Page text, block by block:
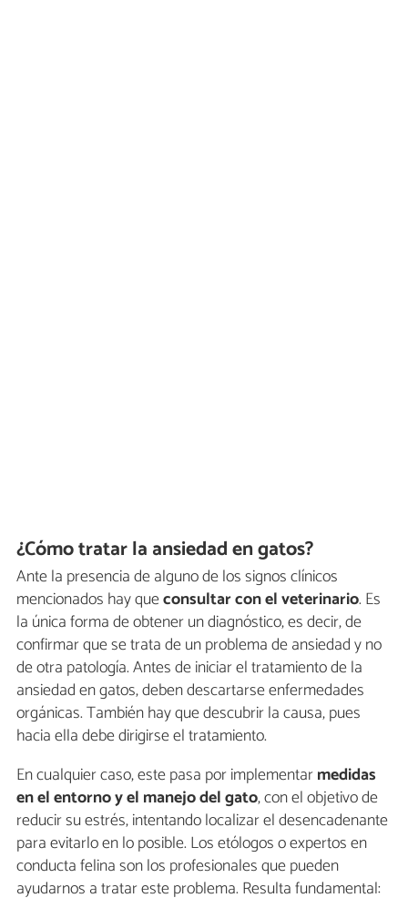
¿Cómo tratar la ansiedad en gatos?
Ante la presencia de alguno de los signos clínicos
mencionados hay queconsultar con el veterinario. Es
la única forma de obtener un diagnóstico, es decir, de
confirmar que se trata de un problema de ansiedad y no
de otra patología. Antes de iniciar el tratamiento de la
ansiedad en gatos, deben descartarse enfermedades
orgánicas. También hay que descubrir la causa, pues
hacia ella debe dirigirse el tratamiento.
En cualquier caso, este pasa por implementarmedidas
en el entorno y el manejo del gato, con el objetivo de
reducir su estrés, intentando localizar el desencadenante
para evitarlo en lo posible. Los etólogos o expertos en
conducta felina son los profesionales que pueden
ayudarnos a tratar este problema. Resulta fundamental: